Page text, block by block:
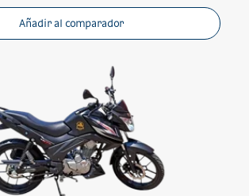
Añadir al comparador